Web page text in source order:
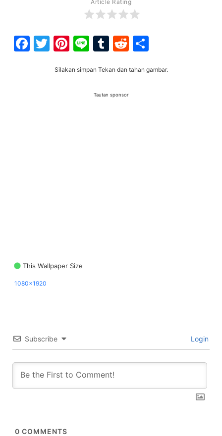
Article Rating
Facebook
Twitter
Pinterest
LineTumblr
Reddit
Silakan simpan Tekan dan tahan gambar.
Tautan sponsor
This Wallpaper Size
1080x1920
Subscribe Login
0 COMMENTS